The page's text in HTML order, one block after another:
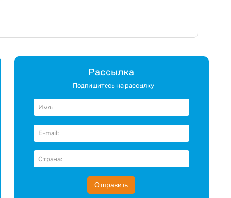
Рассылка
Подпишитесь на рассылку
Отправить